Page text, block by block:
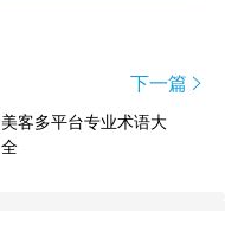
下一篇
美客多平台专业术语大
全